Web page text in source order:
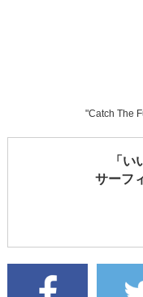
"Catch The
「
サーフ